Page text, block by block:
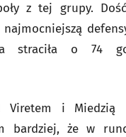
z tej grupy.
straciła o 74
Viretem i Miedzią
bardziej, że w